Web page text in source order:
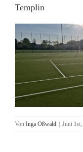
Templin
Von Inga Oßwald Juni